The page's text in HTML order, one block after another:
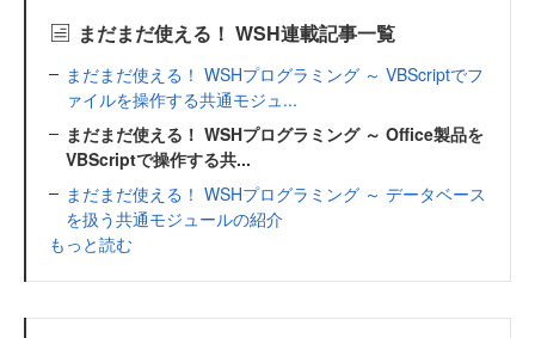
まだまだ使える！ WSH連載記事一覧
まだまだ使える！ WSHプログラミング ～ VBScriptでフ
ァイルを操作する共通モジュ...
まだまだ使える！ WSHプログラミング ～ Office製品を
VBScriptで操作する共...
まだまだ使える！ WSHプログラミング ～ データベース
を扱う共通モジュールの紹介
もっと読む